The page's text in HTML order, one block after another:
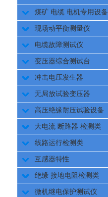
煤矿 电缆 电机专用设备
现场动平衡测量仪
电缆故障测试仪
变压器综合测试台
冲击电压发生器
无局放试验变压器
高压绝缘耐压试验设备
大电流 断路器 检测类
线路运行检测类
互感器特性
绝缘 接地电阻检测类
微机继电保护测试仪